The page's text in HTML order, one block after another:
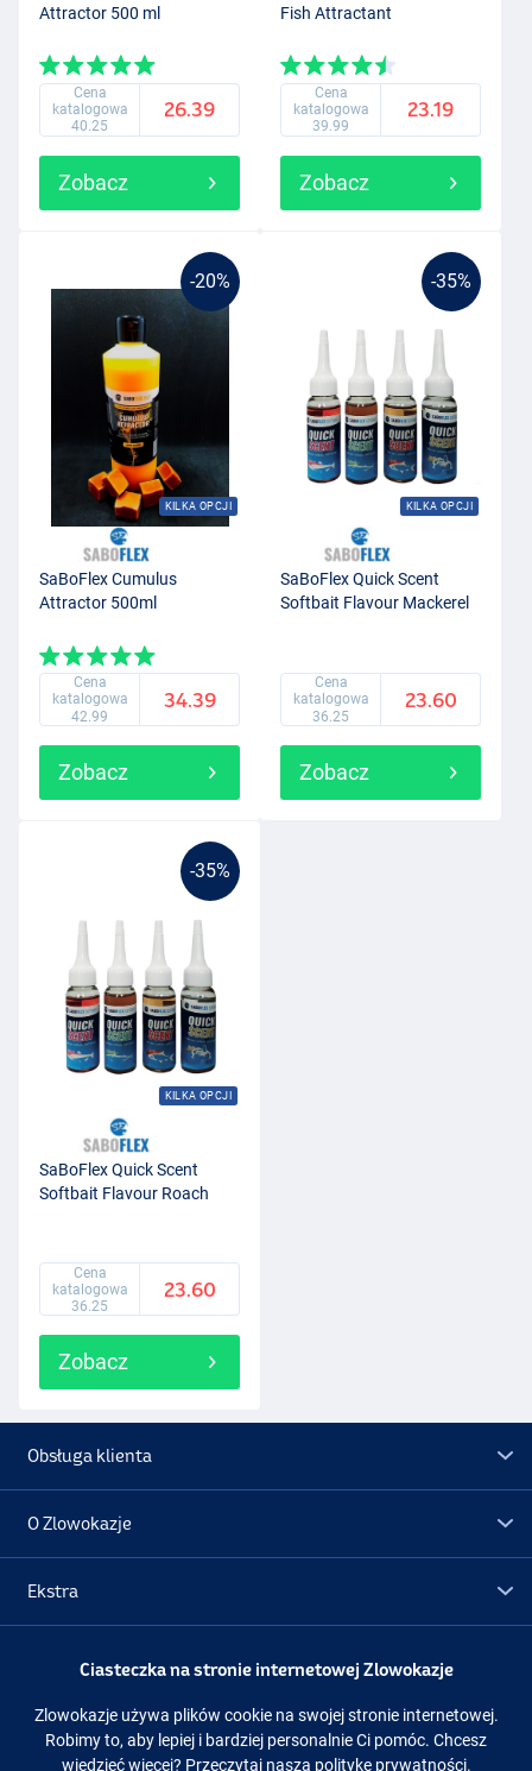
Attractor 500 ml
Cena
katalogowa
40.25
26.39
Zobacz
Fish Attractant
Cena
katalogowa
39.99
23.19
Zobacz
-20%
KILKA OPCJI
SaBoFlex Cumulus
Attractor 500ml
Cena
katalogowa
42.99
34.39
Zobacz
-35%
KILKA OPCJI
SaBoFlex Quick Scent
Softbait Flavour Mackerel
Cena
katalogowa
36.25
23.60
Zobacz
-35%
KILKA OPCJI
SaBoFlex Quick Scent
Softbait Flavour Roach
Cena
katalogowa
36.25
23.60
Zobacz
Obsługa klienta
O Zlowokazje
Ekstra
Promocje
Obserwuj nas Facebook Instagram
Ciasteczka na stronie internetowej Zlowokazje
Zlowokazje używa plików cookie na swojej stronie internetowej.
Robimy to, aby lepiej i bardziej personalnie Ci pomóc. Chcesz
wiedzieć więcej? Przeczytaj naszą politykę prywatności.